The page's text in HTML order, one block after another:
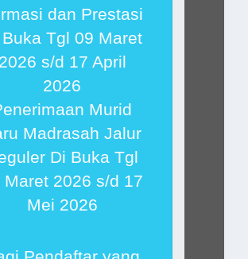
dan Prestasi
Tgl 09 Maret
2026 s/d 17 April
2026
Murid
Madrasah Jalur
Di Buka Tgl
Maret 2026 s/d 17
Mei 2026